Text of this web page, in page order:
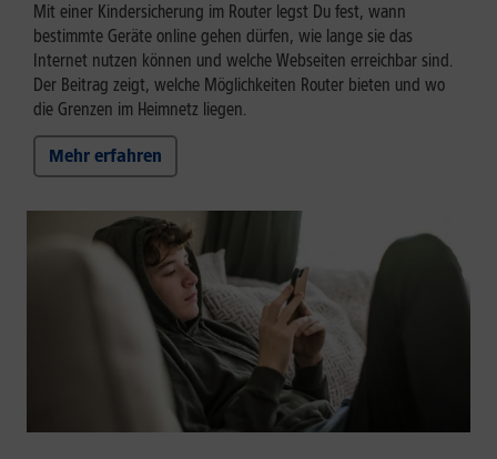
Mit einer Kindersicherung im Router legst Du fest, wann
bestimmte Geräte online gehen dürfen, wie lange sie das
Internet nutzen können und welche Webseiten erreichbar sind.
Der Beitrag zeigt, welche Möglichkeiten Router bieten und wo
die Grenzen im Heimnetz liegen.
Mehr erfahren